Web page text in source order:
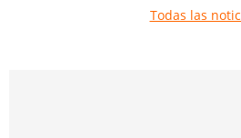
Todas las